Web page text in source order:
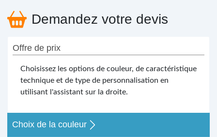
Demandez votre devis
Offre de prix
Choisissez les options de couleur, de caractéristique
technique et de type de personnalisation en
utilisant l'assistant sur la droite.
Choix de la couleur